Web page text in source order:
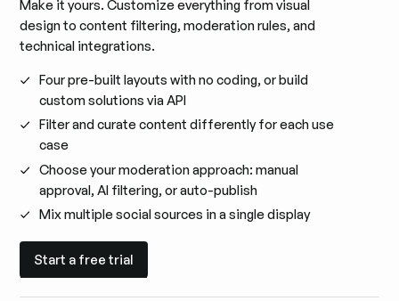
Make it yours. Customize everything from visual
design to content filtering, moderation rules, and
technical integrations.
Four pre-built layouts with no coding, or build
custom solutions via API
Filter and curate content differently for each use
case
Choose your moderation approach: manual
approval, AI filtering, or auto-publish
Mix multiple social sources in a single display
Start a free trial